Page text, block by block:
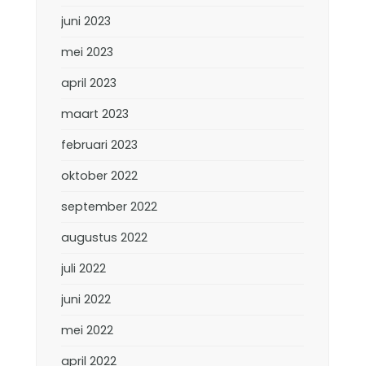
juni 2023
mei 2023
april 2023
maart 2023
februari 2023
oktober 2022
september 2022
augustus 2022
juli 2022
juni 2022
mei 2022
april 2022